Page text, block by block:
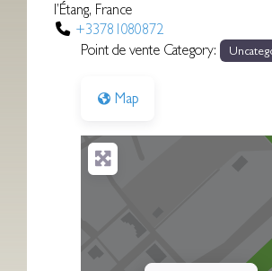
l’Étang, France
+33781080872
Point de vente Category:
Map